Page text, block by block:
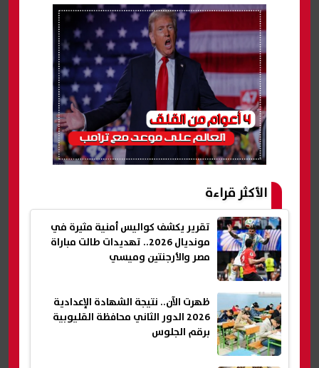
الأكثر قراءة
تقرير يكشف كواليس أمنية مثيرة في
مونديال 2026.. تهديدات طالت مباراة
مصر والأرجنتين وميسي
ظهرت الآن.. نتيجة الشهادة الإعدادية
2026 الدور الثاني محافظة القليوبية
برقم الجلوس